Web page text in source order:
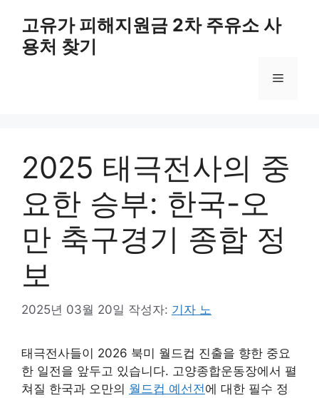
고유가 피해지원금 2차 주유소 사
용처 찾기
메
2025 태극전사의 중
요한 승부: 한국-오
만 축구경기 종합 정
보
2025년 03월 20일 작성자: 기자 노
태극전사들이 2026 북미 월드컵 진출을 향한 중요
한 일전을 앞두고 있습니다. 고양종합운동장에서 펼
쳐질 한국과 오만의 월드컵 예선전에 대한 필수 정